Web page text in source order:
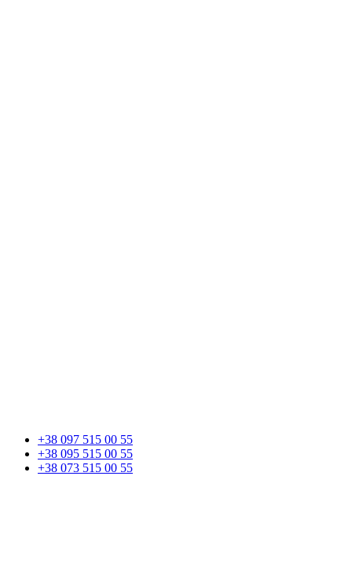
+38 097 515 00 55
+38 095 515 00 55
+38 073 515 00 55